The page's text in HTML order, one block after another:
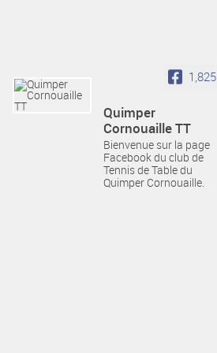
1,825
Quimper
Cornouaille TT
Bienvenue sur la page
Facebook du club de
Tennis de Table du
Quimper Cornouaille.